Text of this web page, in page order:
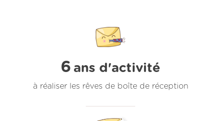
6 ans d'activité
à réaliser les rêves de boîte de réception